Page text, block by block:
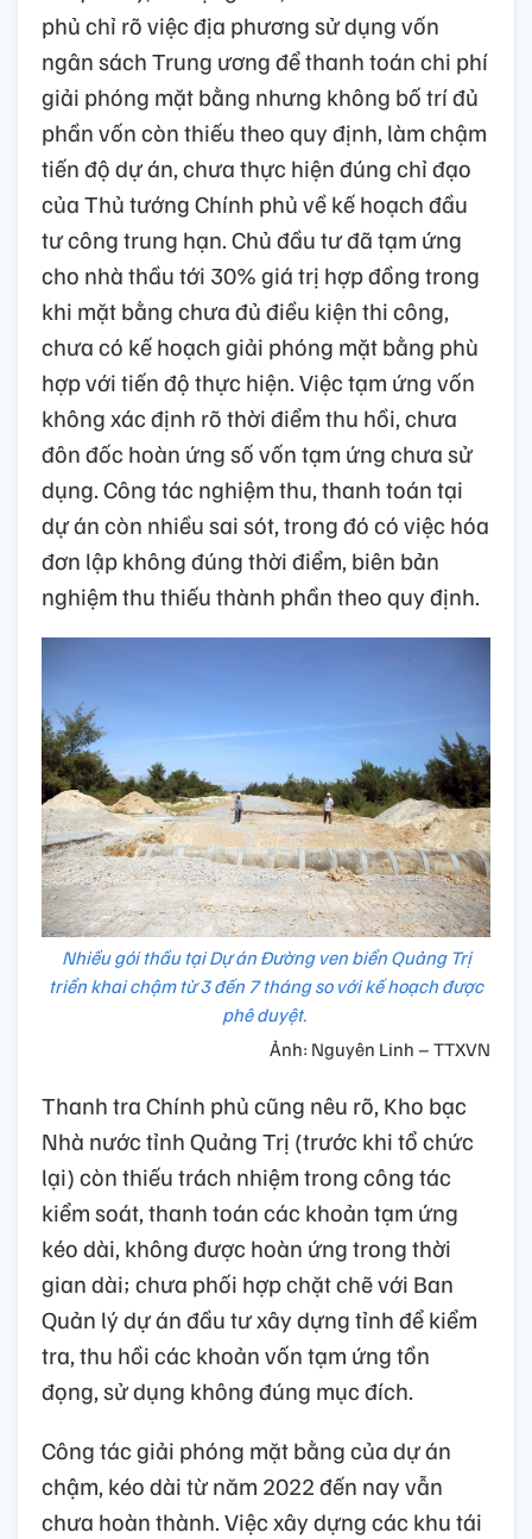
phủ chỉ rõ việc địa phương sử dụng vốn
ngân sách Trung ương để thanh toán chi phí
giải phóng mặt bằng nhưng không bố trí đủ
phần vốn còn thiếu theo quy định, làm chậm
tiến độ dự án, chưa thực hiện đúng chỉ đạo
của Thủ tướng Chính phủ về kế hoạch đầu
tư công trung hạn. Chủ đầu tư đã tạm ứng
cho nhà thầu tới 30% giá trị hợp đồng trong
khi mặt bằng chưa đủ điều kiện thi công,
chưa có kế hoạch giải phóng mặt bằng phù
hợp với tiến độ thực hiện. Việc tạm ứng vốn
không xác định rõ thời điểm thu hồi, chưa
đôn đốc hoàn ứng số vốn tạm ứng chưa sử
dụng. Công tác nghiệm thu, thanh toán tại
dự án còn nhiều sai sót, trong đó có việc hóa
đơn lập không đúng thời điểm, biên bản
nghiệm thu thiếu thành phần theo quy định.
Nhiều gói thầu tại Dự án Đường ven biển Quảng Trị
triển khai chậm từ 3 đến 7 tháng so với kế hoạch được
phê duyệt.
Ảnh: Nguyên Linh – TTXVN
Thanh tra Chính phủ cũng nêu rõ, Kho bạc
Nhà nước tỉnh Quảng Trị (trước khi tổ chức
lại) còn thiếu trách nhiệm trong công tác
kiểm soát, thanh toán các khoản tạm ứng
kéo dài, không được hoàn ứng trong thời
gian dài; chưa phối hợp chặt chẽ với Ban
Quản lý dự án đầu tư xây dựng tỉnh để kiểm
tra, thu hồi các khoản vốn tạm ứng tồn
đọng, sử dụng không đúng mục đích.
Công tác giải phóng mặt bằng của dự án
chậm, kéo dài từ năm 2022 đến nay vẫn
chưa hoàn thành. Việc xây dựng các khu tái